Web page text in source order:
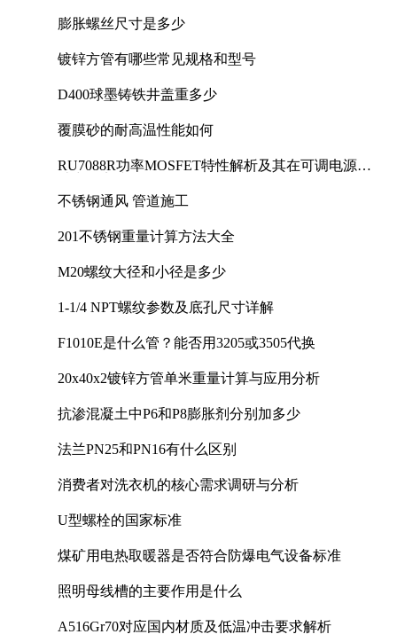
膨胀螺丝尺寸是多少
镀锌方管有哪些常见规格和型号
D400球墨铸铁井盖重多少
覆膜砂的耐高温性能如何
RU7088R功率MOSFET特性解析及其在可调电源设
不锈钢通风 管道施工
201不锈钢重量计算方法大全
M20螺纹大径和小径是多少
1-1/4 NPT螺纹参数及底孔尺寸详解
F1010E是什么管？能否用3205或3505代换
20x40x2镀锌方管单米重量计算与应用分析
抗渗混凝土中P6和P8膨胀剂分别加多少
法兰PN25和PN16有什么区别
消费者对洗衣机的核心需求调研与分析
U型螺栓的国家标准
煤矿用电热取暖器是否符合防爆电气设备标准
照明母线槽的主要作用是什么
A516Gr70对应国内材质及低温冲击要求解析